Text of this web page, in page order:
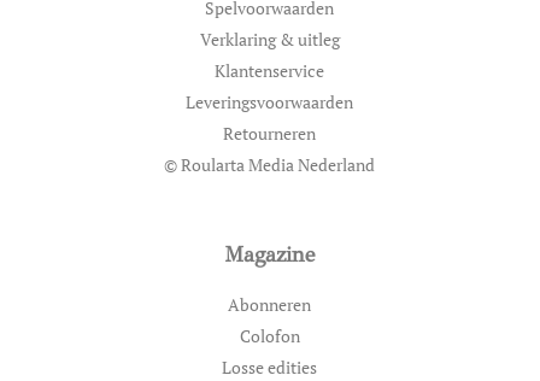
Spelvoorwaarden
Verklaring & uitleg
Klantenservice
Leveringsvoorwaarden
Retourneren
© Roularta Media Nederland
Magazine
Abonneren
Colofon
Losse edities